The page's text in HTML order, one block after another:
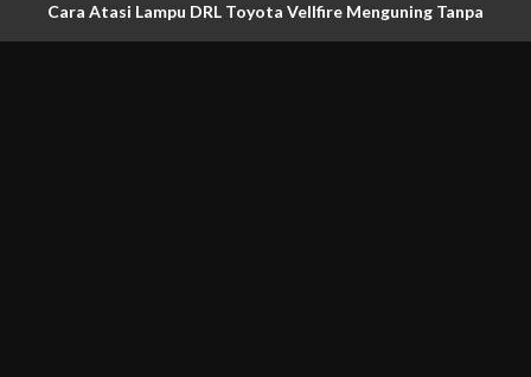
Cara Atasi Lampu DRL Toyota Vellfire Menguning Tanpa